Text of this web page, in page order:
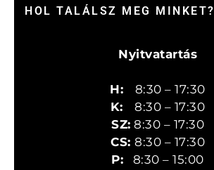
HOL TALÁLSZ MEG MINKET?
Nyitvatartás
H: 8:30 – 17:30
K:8:30 – 17:30
SZ: 8:30 – 17:30
CS: 8:30 – 17:30
P: 8:30 – 15:00